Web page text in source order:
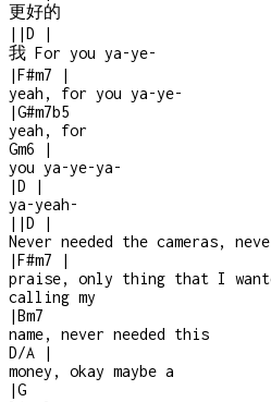
更好的
| |D
|
我 For you ya-ye-
|F#m7
|
yeah, for you ya-ye-
|G#m7b5
yeah, for
Gm6
|
you ya-ye-ya-
|D
|
ya-yeah-
| |D
|
Never needed the cameras,
|F#m7
|
praise, only thing that I
calling my
|Bm7
name, never needed this
D/A
|
money, okay maybe a
|G